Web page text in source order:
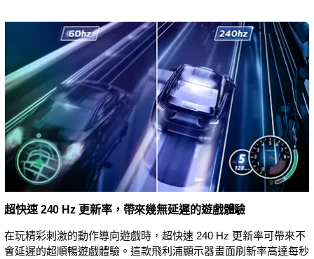
超快速 240 Hz 更新率，帶來幾無延遲的遊戲體驗
在玩精彩刺激的動作導向遊戲時，超快速 240 Hz 更新率可帶來不
會延遲的超順暢遊戲體驗。這款飛利浦顯示器畫面刷新率高達每秒